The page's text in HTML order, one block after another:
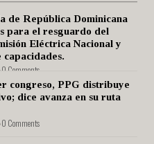
de República Dominicana
para el resguardo del
Eléctrica Nacional y
0 Comments
congreso, PPG distribuye
dice avanza en su ruta
0 Comments